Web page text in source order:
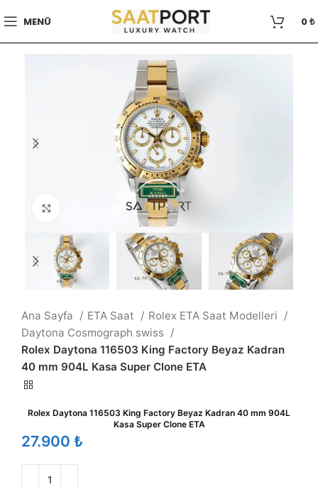
MENÜ 0₺
Büyütmek için tıklayın
Ana Sayfa ETA Saat
Rolex ETA Saat Modelleri
Daytona Cosmograph swiss
Rolex Daytona 116503 King Factory Beyaz Kadran
40 mm 904L Kasa Super Clone ETA
Rolex Daytona 116503 King Factory Beyaz Kadran 40 mm 904L
Kasa Super Clone ETA
₺